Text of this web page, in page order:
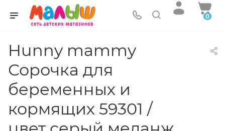
0
Hunny mammy
Сорочка для
беременных и
кормящих 59301 /